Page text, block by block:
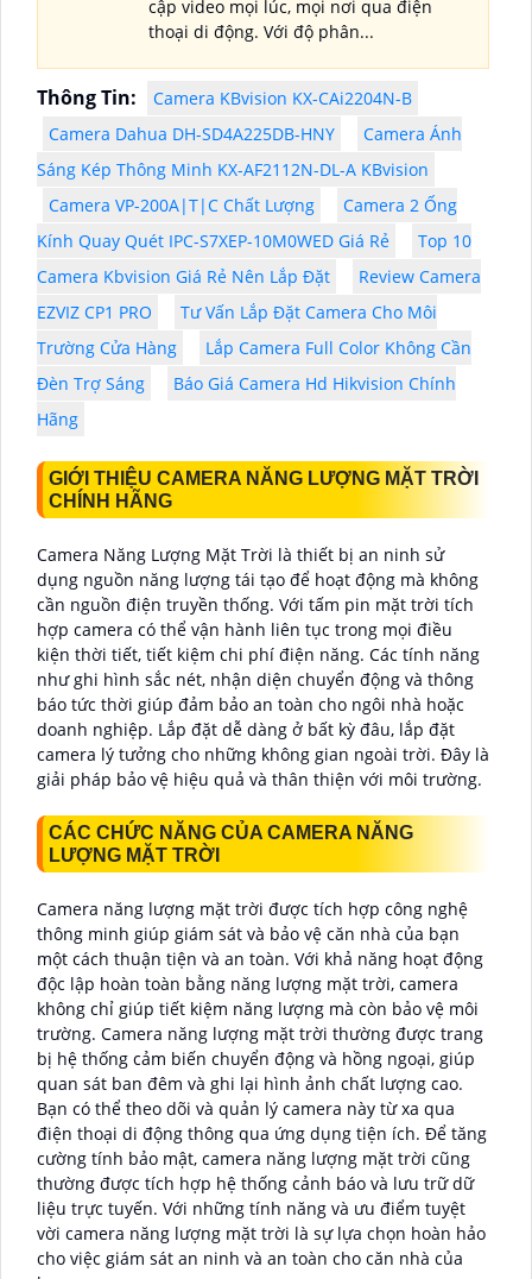
cập video mọi lúc, mọi nơi qua điện
thoại di động. Với độ phân...
Thông Tin:
Camera KBvision KX-CAi2204N-B
Camera Dahua DH-SD4A225DB-HNY
Camera Ánh
Sáng Kép Thông Minh KX-AF2112N-DL-A KBvision
Camera VP-200A|T|C Chất Lượng
Camera 2 Ống
Kính Quay Quét IPC-S7XEP-10M0WED Giá Rẻ
Top 10
Camera Kbvision Giá Rẻ Nên Lắp Đặt
Review Camera
EZVIZ CP1 PRO
Tư Vấn Lắp Đặt Camera Cho Môi
Trường Cửa Hàng
Lắp Camera Full Color Không Cần
Đèn Trợ Sáng
Báo Giá Camera Hd Hikvision Chính
Hãng
GIỚI THIỆU CAMERA NĂNG LƯỢNG MẶT TRỜI
CHÍNH HÃNG
Camera Năng Lượng Mặt Trời là thiết bị an ninh sử
dụng nguồn năng lượng tái tạo để hoạt động mà không
cần nguồn điện truyền thống. Với tấm pin mặt trời tích
hợp camera có thể vận hành liên tục trong mọi điều
kiện thời tiết, tiết kiệm chi phí điện năng. Các tính năng
như ghi hình sắc nét, nhận diện chuyển động và thông
báo tức thời giúp đảm bảo an toàn cho ngôi nhà hoặc
doanh nghiệp. Lắp đặt dễ dàng ở bất kỳ đâu, lắp đặt
camera lý tưởng cho những không gian ngoài trời. Đây là
giải pháp bảo vệ hiệu quả và thân thiện với môi trường.
CÁC CHỨC NĂNG CỦA CAMERA NĂNG
LƯỢNG MẶT TRỜI
Camera năng lượng mặt trời được tích hợp công nghệ
thông minh giúp giám sát và bảo vệ căn nhà của bạn
một cách thuận tiện và an toàn. Với khả năng hoạt động
độc lập hoàn toàn bằng năng lượng mặt trời, camera
không chỉ giúp tiết kiệm năng lượng mà còn bảo vệ môi
trường. Camera năng lượng mặt trời thường được trang
bị hệ thống cảm biến chuyển động và hồng ngoại, giúp
quan sát ban đêm và ghi lại hình ảnh chất lượng cao.
Bạn có thể theo dõi và quản lý camera này từ xa qua
điện thoại di động thông qua ứng dụng tiện ích. Để tăng
cường tính bảo mật, camera năng lượng mặt trời cũng
thường được tích hợp hệ thống cảnh báo và lưu trữ dữ
liệu trực tuyến. Với những tính năng và ưu điểm tuyệt
vời camera năng lượng mặt trời là sự lựa chọn hoàn hảo
cho việc giám sát an ninh và an toàn cho căn nhà của